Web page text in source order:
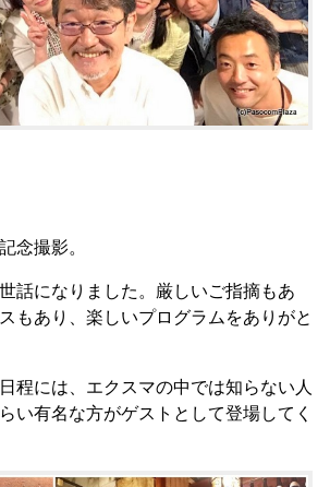
念撮影。
話になりました。厳しいご指摘もあ
もあり、楽しいプログラムをありがと
程には、エクスマの中では知らない人
い有名な方がゲストとして登場してく